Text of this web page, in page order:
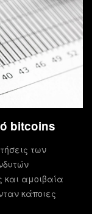
bitcoins
των
και αμοιβαία
κάποιες